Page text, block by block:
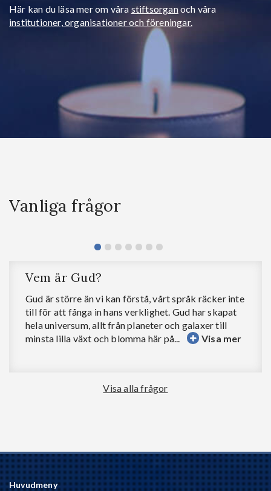
Här kan du läsa mer om våra stiftsorganoch våra
institutioner, organisationer och föreningar.
Vanliga frågor
Vem är Gud?
Gud är större än vi kan förstå, vårt språk räcker inte
till för att fånga in hans verklighet. Gud har skapat
hela universum, allt från planeter och galaxer till
minsta lilla växt och blomma här på...
Visa mer
Visa alla frågor
Huvudmeny